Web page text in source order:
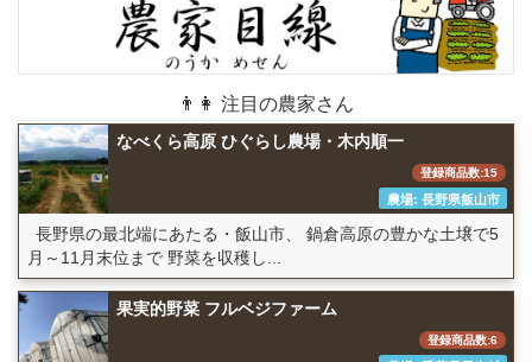
👨👩 注目の農家さん
なべくら高原 ひぐらし農場・木内順一
登録商品数:15
農場: 長野県飯山市
長野県の最北端にあたる・飯山市、 鍋倉高原の豊かな土壌で5
月～11月末位まで 野菜を収穫し...
果実的野菜 フルベジファーム
登録商品数:6